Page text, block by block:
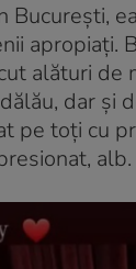
București,
apropiați.
alături de
dar și
pe toți cu
alb.